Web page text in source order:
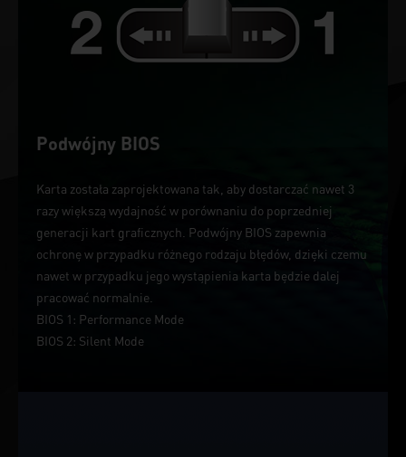
Podwójny BIOS
Karta została zaprojektowana tak, aby dostarczać nawet 3
razy większą wydajność w porównaniu do poprzedniej
generacji kart graficznych. Podwójny BIOS zapewnia
ochronę w przypadku różnego rodzaju błędów, dzięki czemu
nawet w przypadku jego wystąpienia karta będzie dalej
pracować normalnie.
BIOS 1: Performance Mode
BIOS 2: Silent Mode